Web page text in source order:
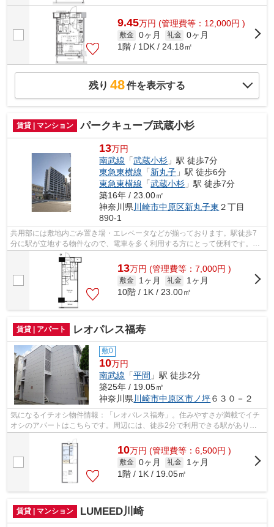
9.45万円 (管理費等：12,000円 )
敷金 0ヶ月 礼金 0ヶ月
1階 / 1DK / 24.18㎡
残り 48件を表示する
賃貸 | マンション パークキューブ武蔵小杉
13万円
南武線 「武蔵小杉 」駅 徒歩7分
東急東横線 「新丸子 」駅 徒歩6分
東急東横線 「武蔵小杉 」駅 徒歩7分
築16年 / 23.00㎡
神奈川県 川崎市中原区新丸子東 ２丁目
890-1
共用部には敷地内ごみ置き場・エレベータなどが揃っております。駅徒歩7
分に駅が立地する物件なので、電車を多く利用する方にとって便利です。素
敵な景色が堪能できる、地上14階建ての...
13万円 (管理費等：7,000円 )
敷金 1ヶ月 礼金
1ヶ月
10階 / 1K / 23.00㎡
賃貸 | アパート レオパレス福寿
敷0
10万円
南武線 「平間 」駅 徒歩2分
築25年 / 19.05㎡
神奈川県 川崎市中原区市ノ坪６３０－２
気になるイチオシ物件情報：「レオパレス福寿」。住みやすさが満載でイチ
オシのアパートはこちらです。周辺には、徒歩2分で利用できる駅がありま
す。新生活を始めたいとお考えの方に、...
10万円 (管理費等：6,500円 )
敷金 0ヶ月 礼金
1ヶ月
1階 / 1K / 19.05㎡
賃貸 | マンション LUMEED川崎